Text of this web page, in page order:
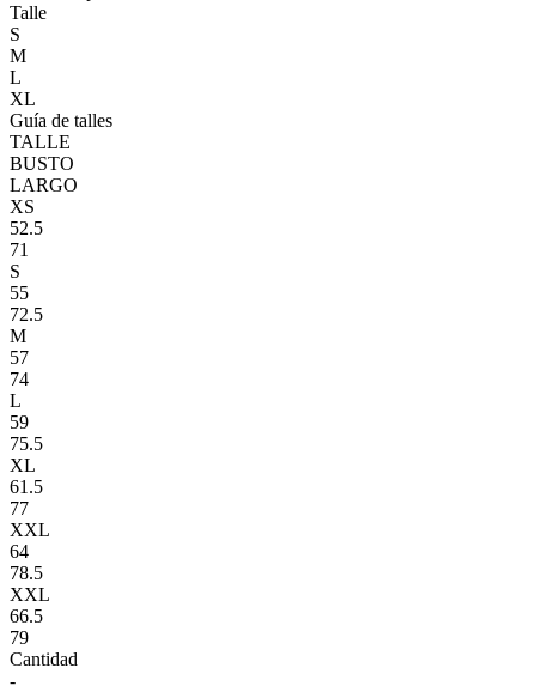
Talle
S
M
L
XL
Guía de talles
TALLE
BUSTO
LARGO
XS
52.5
71
S
55
72.5
M
57
74
L
59
75.5
XL
61.5
77
XXL
64
78.5
XXL
66.5
79
Cantidad
-